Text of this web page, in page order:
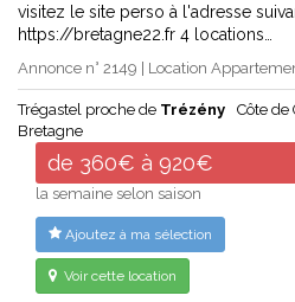
visitez le site perso à l'adresse
https://bretagne22.fr 4 locations…
Annonce n° 2149 | Location
Trégastel proche de Trézény Côte de
Bretagne
de 360€ à 920€
la semaine selon saison
Ajoutez à ma sélection
Voir cette location